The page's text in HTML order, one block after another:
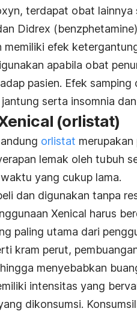
terdapat obat
Didrex
memiliki efek
apabila obat
pasien. Efek samping
serta insomnia
(orlistat)
orlistat
lemak oleh tubuh
yang cukup lama.
dan digunakan tanpa
Xenical harus
paling utama dari
kram perut,
menyebabkan
intensitas yang
dikonsumsi.